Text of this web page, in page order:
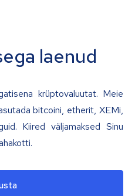
laenud
krüptovaluutat. Meie
bitcoini, etherit, XEMi,
Kiired väljamaksed Sinu